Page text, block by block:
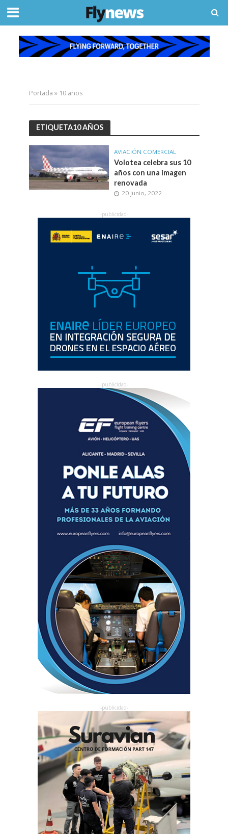
Portada » 10 años
ETIQUETA10 AÑOS
AVIACIÓN COMERCIAL
Volotea celebra sus 10
años con una imagen
renovada
20 junio, 2022